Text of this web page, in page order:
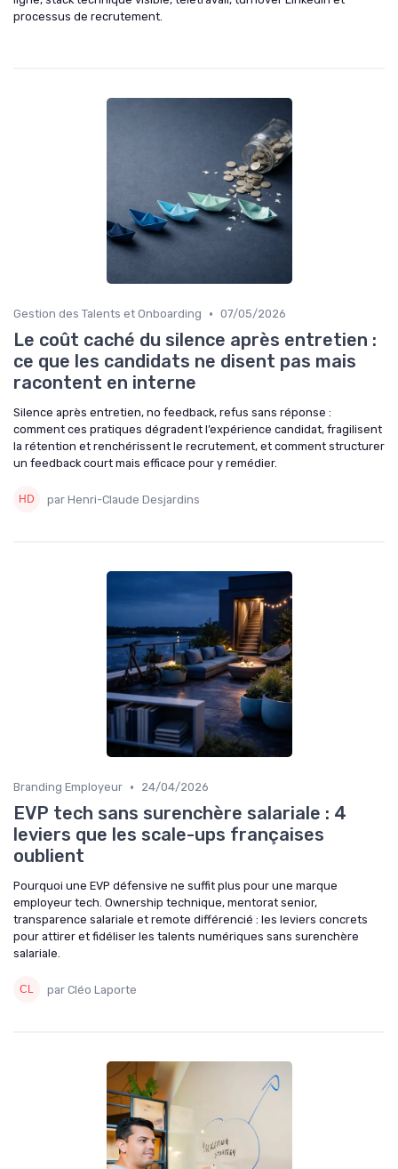
processus de recrutement.
Gestion des Talents et Onboarding • 07/05/2026
Le coût caché du silence après entretien :
ce que les candidats ne disent pas mais
racontent en interne
Silence après entretien, no feedback, refus sans réponse :
comment ces pratiques dégradent l’expérience candidat, fragilisent
la rétention et renchérissent le recrutement, et comment structurer
un feedback court mais efficace pour y remédier.
par Henri-Claude Desjardins
Branding Employeur • 24/04/2026
EVP tech sans surenchère salariale : 4
leviers que les scale-ups françaises
oublient
Pourquoi une EVP défensive ne suffit plus pour une marque
employeur tech. Ownership technique, mentorat senior,
transparence salariale et remote différencié : les leviers concrets
pour attirer et fidéliser les talents numériques sans surenchère
salariale.
par Cléo Laporte